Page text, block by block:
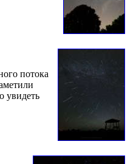
потока
увидеть